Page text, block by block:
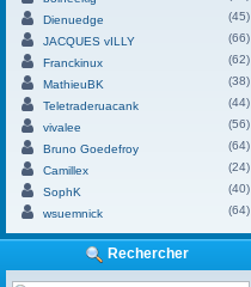
Dienuedge
(45)
JACQUES vILLY
(66)
Franckinux
(62)
MathieuBK
(38)
Teletraderuacank
(44)
vivalee
(56)
Bruno Goedefroy
(64)
Camillex
(24)
SophK
(40)
wsuemnick
(64)
Rechercher